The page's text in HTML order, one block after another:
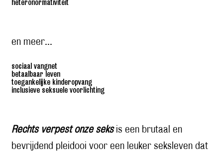
heteronormativiteit
en meer...
sociaal vangnet
betaalbaar leven
toegankelijke kinderopvang
inclusieve seksuele voorlichting
Rechts verpest onze seksis een brutaal en
bevrijdend pleidooi voor een leuker seksleven dat